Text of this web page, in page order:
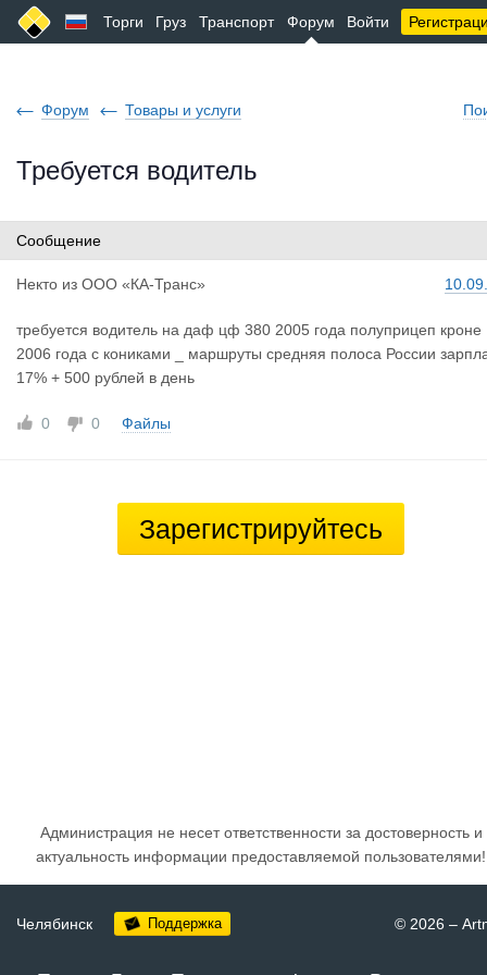
Торги Груз Транспорт Форум Войти
Форум Товары и услуги
Требуется водитель
Сообщение
Некто из ООО «КА-Транс»
требуется водитель на даф цф 380 2005 года полуприцеп кроне
2006 года с кониками _ маршруты средняя полоса России
17% + 500 рублей в день
0 0 Файлы
Зарегистрируйтесь
Администрация не несет ответственности за достоверность и
актуальность информации предоставляемой пользователями!
Челябинск Поддержка © 2026 –